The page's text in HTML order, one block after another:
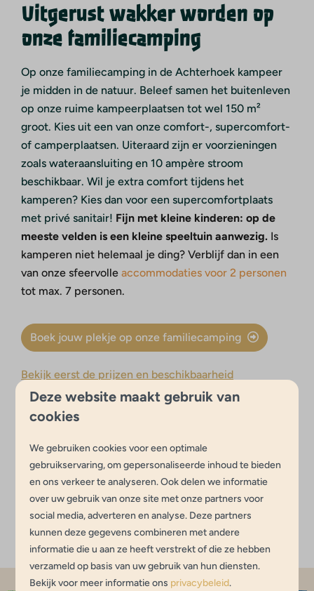
Uitgerust wakker worden op
onze familiecamping
Op onze familiecamping in de Achterhoek kampeer
je midden in de natuur. Beleef samen het buitenleven
op onze ruime kampeerplaatsen tot wel 150 m²
groot. Kies uit een van onze comfort-, supercomfort-
of camperplaatsen. Uiteraard zijn er voorzieningen
zoals wateraansluiting en 10 ampère stroom
beschikbaar. Wil je extra comfort tijdens het
kamperen? Kies dan voor een supercomfortplaats
met privé sanitair! Fijn met kleine kinderen: op de
meeste velden is een kleine speeltuin aanwezig. Is
kamperen niet helemaal je ding? Verblijf dan in een
van onze sfeervolleaccommodaties voor 2 personen
tot max. 7 personen.
Boek jouw plekje op onze familiecamping
Bekijk eerst de prijzen en beschikbaarheid
Onze toffe faciliteiten:
Animatie (in schoolvakanties)
Strandpaviljoen
Fietsverhuur
Deze website maakt gebruik van
cookies
We gebruiken cookies voor een optimale
gebruikservaring, om gepersonaliseerde inhoud te bieden
en ons verkeer te analyseren. Ook delen we informatie
over uw gebruik van onze site met onze partners voor
social media, adverteren en analyse. Deze partners
kunnen deze gegevens combineren met andere
informatie die u aan ze heeft verstrekt of die ze hebben
verzameld op basis van uw gebruik van hun diensten.
Bekijk voor meer informatie ons privacybeleid.